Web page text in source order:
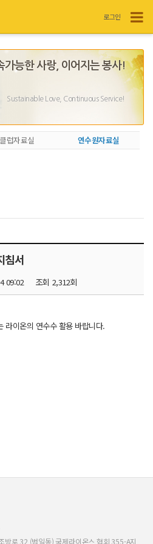
로그인
가능한 사랑, 이어지는 봉사!
Sustainable Love, Continuous Service!
클럽자료실 연수원자료실
침서
09:02 조회 2,312회
라이온의 연수수 활용 바랍니다.
로 32 (범일동) 국제라이온스 협회 355-A지